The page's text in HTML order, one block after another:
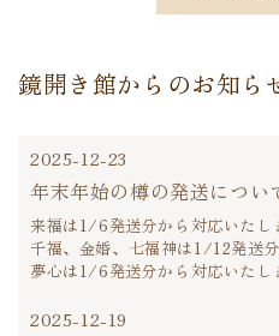
鏡開き館からのお知ら
2025-12-23
年末年始の樽の発送につい
来福は1/6発送分から対応いたし
千福、金婚、七福神は1/12発送
夢心は1/6発送分から対応いたし
2025-12-19